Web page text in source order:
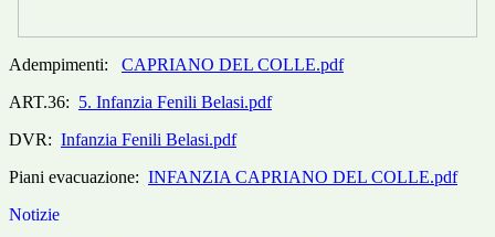
Adempimenti: CAPRIANO DEL COLLE.pdf
ART.36: 5. Infanzia Fenili Belasi.pdf
DVR: Infanzia Fenili Belasi.pdf
Piani evacuazione: INFANZIA CAPRIANO DEL COLLE.pdf
Notizie